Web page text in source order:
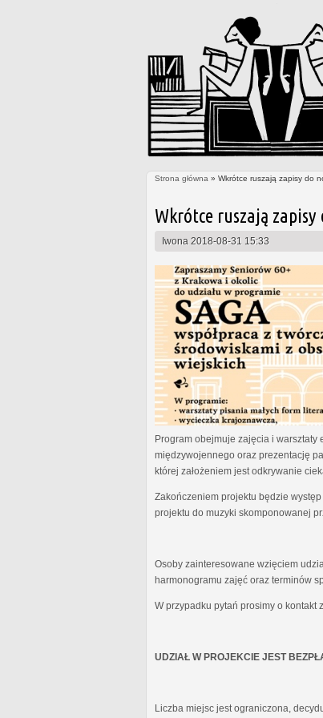
Strona główna » Wkrótce ruszają zapisy do
Wkrótce ruszają zapisy
Iwona 2018-08-31 15:33
Program obejmuje zajęcia i
międzywojennego oraz prezentację
której założeniem jest odkrywanie
Zakończeniem projektu będzie
projektu do muzyki skomponowanej
Osoby zainteresowane wzięciem
harmonogramu zajęć oraz terminów
W przypadku pytań prosimy o
UDZIAŁ W PROJEKCIE JEST
Liczba miejsc jest ograniczona,